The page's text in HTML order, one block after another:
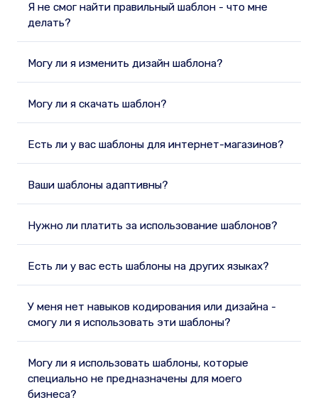
Я не смог найти правильный шаблон - что мне
делать?
Могу ли я изменить дизайн шаблона?
Могу ли я скачать шаблон?
Есть ли у вас шаблоны для интернет-магазинов?
Ваши шаблоны адаптивны?
Нужно ли платить за использование шаблонов?
Есть ли у вас есть шаблоны на других языках?
У меня нет навыков кодирования или дизайна -
смогу ли я использовать эти шаблоны?
Могу ли я использовать шаблоны, которые
специально не предназначены для моего
бизнеса?